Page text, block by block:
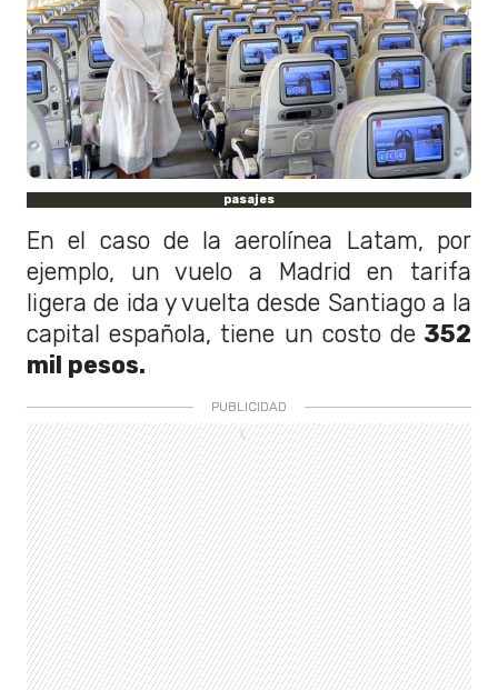
pasajes
En el caso de la aerolínea Latam, por
ejemplo, un vuelo a Madrid en tarifa
ligera de ida y vuelta desde Santiago a la
capital española, tiene un costo de352
mil pesos.